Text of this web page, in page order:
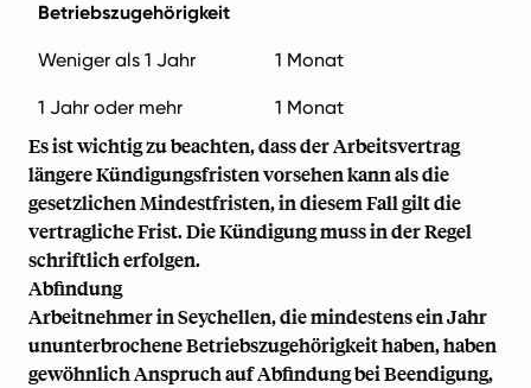
Betriebszugehörigkeit
Weniger als 1 Jahr 1 Monat
1 Jahr oder mehr 1 Monat
Es ist wichtig zu beachten, dass der Arbeitsvertrag
längere Kündigungsfristen vorsehen kann als die
gesetzlichen Mindestfristen, in diesem Fall gilt die
vertragliche Frist. Die Kündigung muss in der Regel
schriftlich erfolgen.
Abfindung
Arbeitnehmer in Seychellen, die mindestens ein Jahr
ununterbrochene Betriebszugehörigkeit haben, haben
gewöhnlich Anspruch auf Abfindung bei Beendigung,